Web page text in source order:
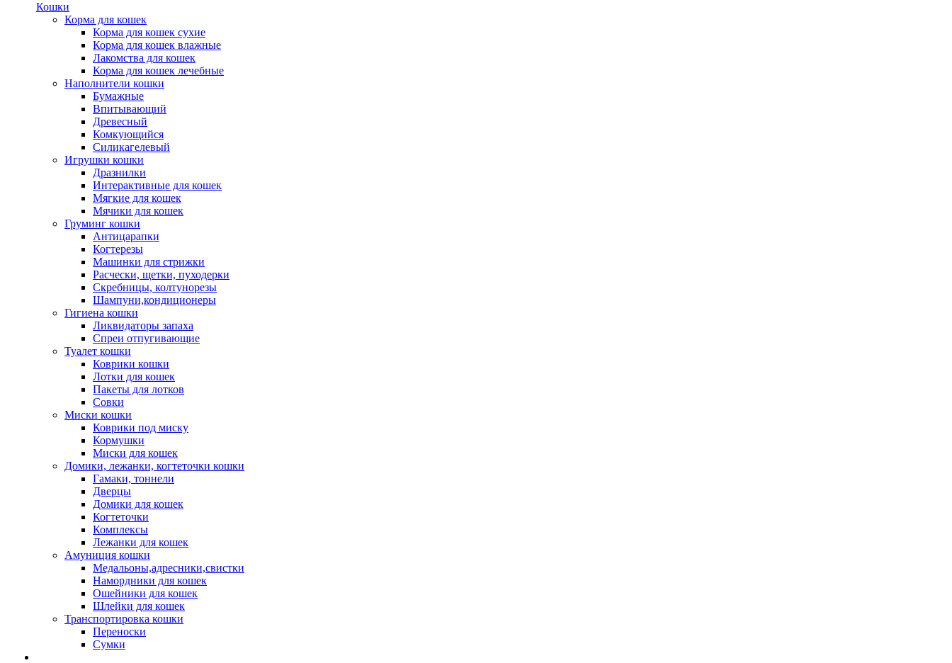
Кошки
Корма для кошек
Корма для кошек сухие
Корма для кошек влажные
Лакомства для кошек
Корма для кошек лечебные
Наполнители кошки
Бумажные
Впитывающий
Древесный
Комкующийся
Силикагелевый
Игрушки кошки
Дразнилки
Интерактивные для кошек
Мягкие для кошек
Мячики для кошек
Груминг кошки
Антицарапки
Когтерезы
Машинки для стрижки
Расчески, щетки, пуходерки
Скребницы, колтунорезы
Шампуни,кондиционеры
Гигиена кошки
Ликвидаторы запаха
Спреи отпугивающие
Туалет кошки
Коврики кошки
Лотки для кошек
Пакеты для лотков
Совки
Миски кошки
Коврики под миску
Кормушки
Миски для кошек
Домики, лежанки, когтеточки кошки
Гамаки, тоннели
Дверцы
Домики для кошек
Когтеточки
Комплексы
Лежанки для кошек
Амуниция кошки
Медальоны,адресники,свистки
Намордники для кошек
Ошейники для кошек
Шлейки для кошек
Транспортировка кошки
Переноски
Сумки